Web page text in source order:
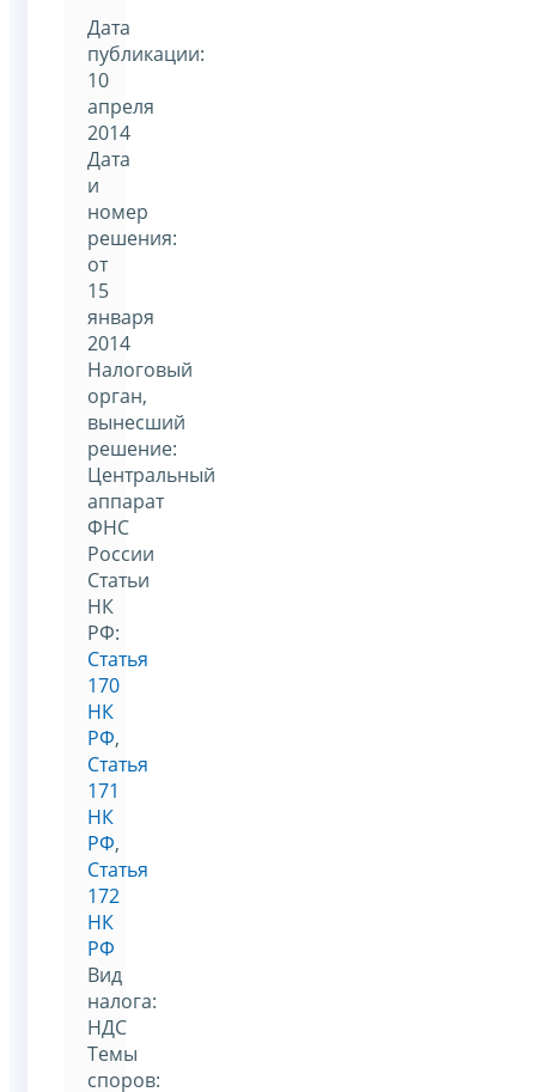
Дата
публикации:
10
апреля
2014
Дата
и
номер
решения:
от
15
января
2014
Налоговый
орган,
вынесший
решение:
Центральный
аппарат
ФНС
России
Статьи
НК
РФ:
Статья
170
НК
РФ,
Статья
171
НК
РФ,
Статья
172
НК
РФ
Вид
налога:
НДС
Темы
споров: